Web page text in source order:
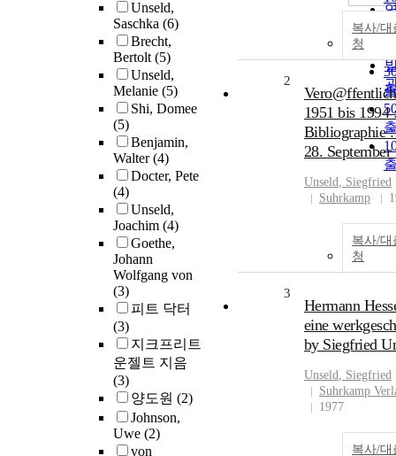
Unseld,
Saschka (6)
Brecht,
Bertolt(5)
Unseld,
Melanie (5)
Shi, Domee
(5)
Benjamin,
Walter(4)
Docter, Pete
(4)
Unseld,
Joachim (4)
Goethe,
Johann
Wolfgang von
(3)
피트 닥터
(3)
지크프리트
운젤트 지음
(3)
양도원 (2)
Johnson,
Uwe (2)
von
복사/대
청
2
1951 bis 1994
Bibliographie
28. September
Unseld, Siegfried
Suhrkamp
복사/대
청
3
Hermann
eine
by Siegfried
Unseld, Siegfried
Suhrkamp
1977
복사/대